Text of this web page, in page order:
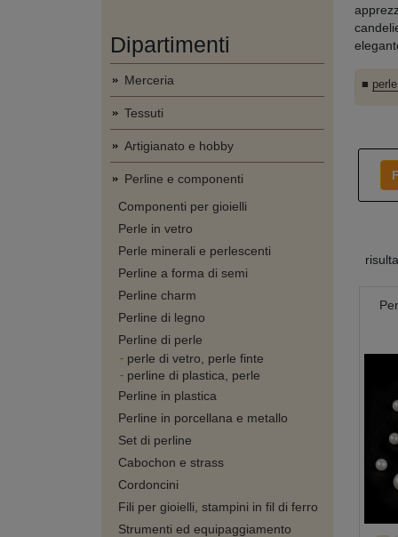
Dipartimenti
Merceria
Tessuti
Artigianato e hobby
Perline e componenti
Componenti per gioielli
Perle in vetro
Perle minerali e perlescenti
Perline a forma di semi
Perline charm
Perline di legno
Perline di perle
perle di vetro, perle finte
perline di plastica, perle
Perline in plastica
Perline in porcellana e metallo
Set di perline
Cabochon e strass
Cordoncini
Fili per gioielli, stampini in fil di ferro
Strumenti ed equipaggiamento
■